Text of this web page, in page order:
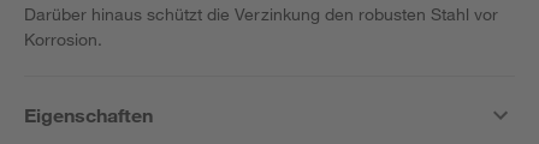
Darüber hinaus schützt die Verzinkung den robusten Stahl vor
Korrosion.
Eigenschaften